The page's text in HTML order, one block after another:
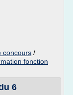
concours /
fonction
6